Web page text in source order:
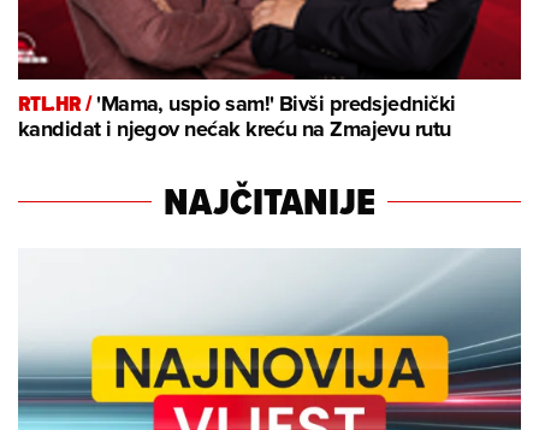
RTL.HR /'Mama, uspio sam!' Bivši predsjednički
kandidat i njegov nećak kreću na Zmajevu rutu
NAJČITANIJE